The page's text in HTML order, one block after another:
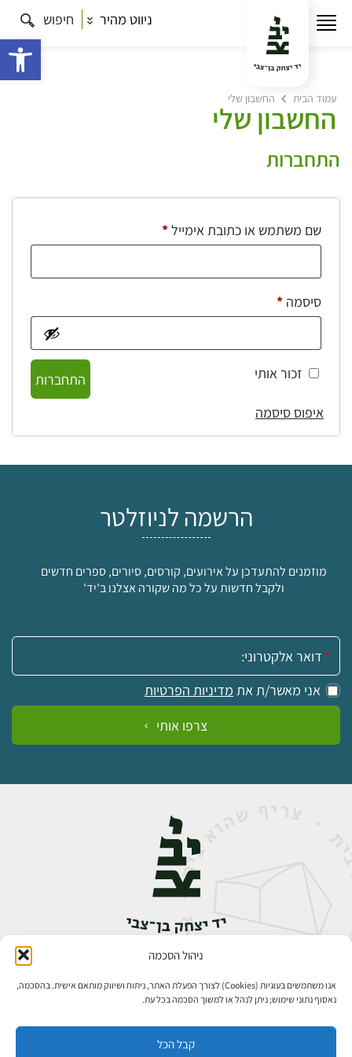
ניהול הסכמה
אנו משתמשים בעוגיות (Cookies) לצורך הפעלת האתר, ניתוח ושיווק מותאם אישית. בהסכמה,
נאסוף נתוני שימוש; ניתן לנהל או למשוך הסכמה בכל עת.
קבל הכל
ניווט מהיר חיפוש
עמוד הבית החשבון שלי
החשבון שלי
התחברות
שם משתמש או כתובת אימייל*חובה
סיסמה *חובה
זכור אותי
התחברות
איפוס סיסמה
הרשמה לניוזלטר
מוזמנים להתעדכן על אירועים, קורסים, סיורים, ספרים חדשים
ולקבל חדשות על כל מה שקורה אצלנו ב'יד'
אימייל:
אני מאשר/ת את מדיניות הפרטיות
צרפו אותי
אבן גבירול 14, רחביה, ירושלים